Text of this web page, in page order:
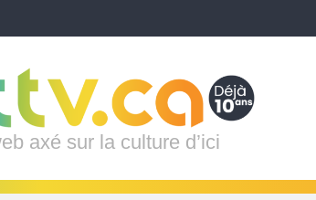
axé sur la culture d’ici